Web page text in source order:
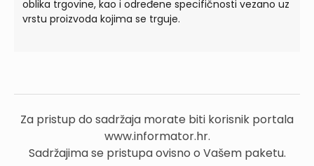
oblika trgovine, kao i određene specifičnosti vezano uz
vrstu proizvoda kojima se trguje.
Za pristup do sadržaja morate biti korisnik portala
www.informator.hr.
Sadržajima se pristupa ovisno o Vašem paketu.